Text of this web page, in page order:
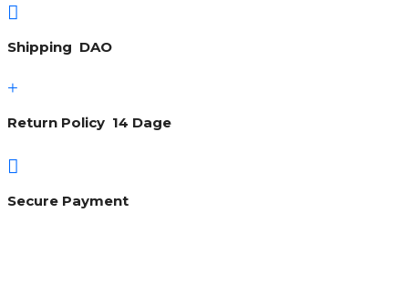

Shipping DAO
+
Return Policy 14 Dage

Secure Payment